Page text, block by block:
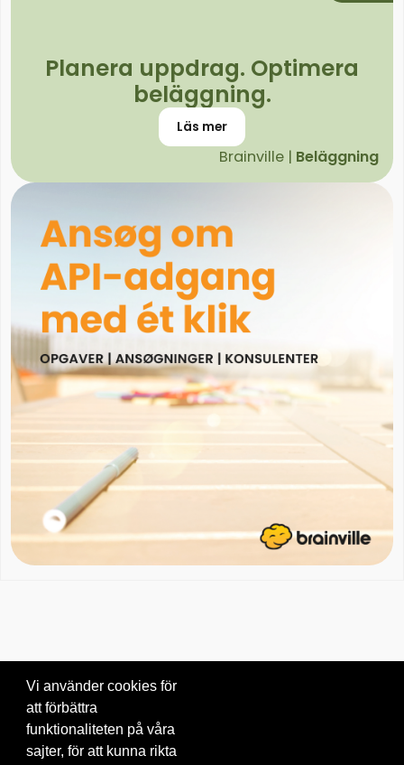
Planera uppdrag. Optimera
beläggning.
Läs mer
Brainville | Beläggning
© 2026 Brainville AB. |Villkor för tjänsten
Vi använder cookies för
att förbättra
funktionaliteten på våra
sajter, för att kunna rikta